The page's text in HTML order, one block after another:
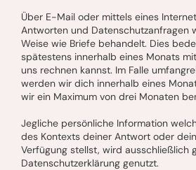
Über E-Mail oder mittels eines
Antworten und Datenschutzanfragen
Weise wie Briefe behandelt. Dies
spätestens innerhalb eines Monats
uns rechnen kannst. Im Falle
werden wir dich innerhalb eines
wir ein Maximum von drei Monaten
Jegliche persönliche Information
des Kontexts deiner Antwort oder
Verfügung stellst, wird ausschließlich
Datenschutzerklärung genutzt.